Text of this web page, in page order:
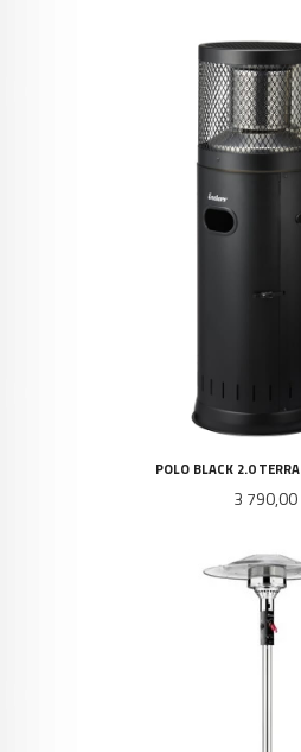
POLO BLACK 2.0
Pris
3 790,00